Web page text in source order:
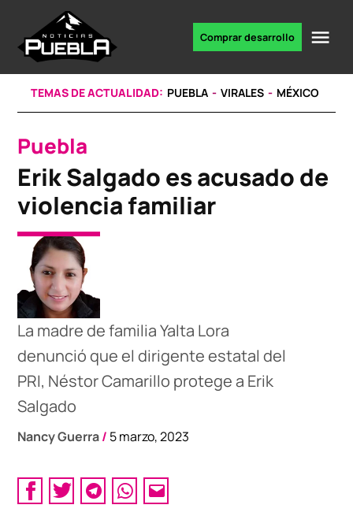
content
noticias
Comprar desarrollo
TEMAS DE ACTUALIDAD: PUEBLA VIRALES MÉXICO
POSTED
IN
Puebla
Erik Salgado es acusado de
violencia familiar
La madre de familia Yalta Lora
denunció que el dirigente estatal del
PRI, Néstor Camarillo protege a Erik
Salgado
Nancy Guerra/ 5 marzo, 2023